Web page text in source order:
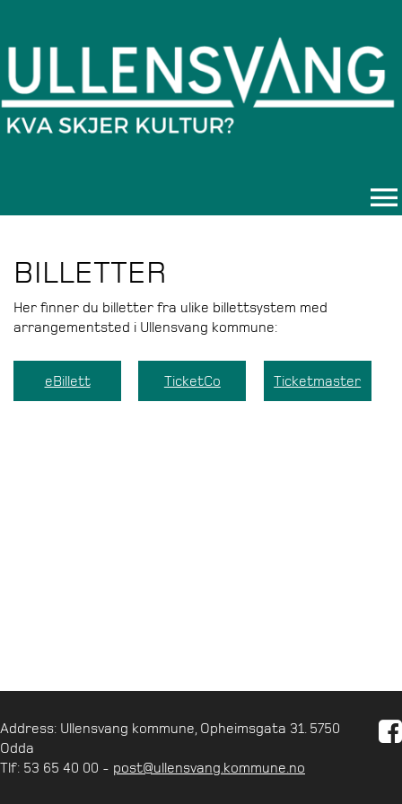
BILLETTER
Her finner du billetter fra ulike billettsystem med
arrangementsted i Ullensvang kommune:
eBillett TicketCo Ticketmaster
Address: Ullensvang kommune, Opheimsgata 31. 5750
Odda
Tlf: 53 65 40 00 - post@ullensvang.kommune.no